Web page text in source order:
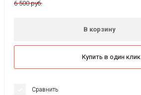
6 500 руб.
В корзину
Купить в один клик
Сравнить